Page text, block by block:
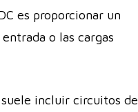
es proporcionar un
o las cargas
incluir circuitos de